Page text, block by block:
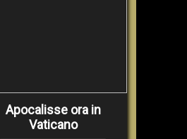
Apocalisse ora in
Vaticano